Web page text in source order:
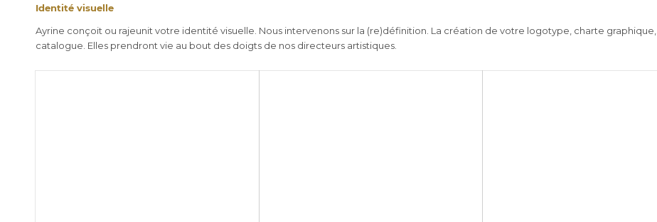
Identité visuelle
Ayrine conçoit ou rajeunit votre identité visuelle. Nous intervenons sur la (re)définition. La création de votre logotype, charte graphique,
catalogue. Elles prendront vie au bout des doigts de nos directeurs artistiques.